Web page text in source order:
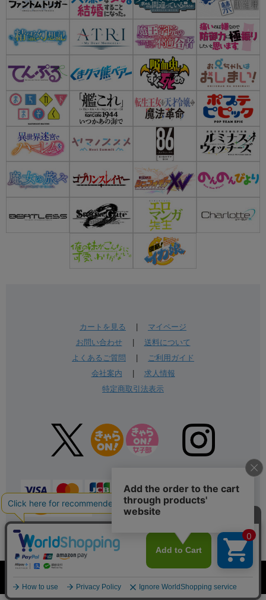
カートを見る
マイページ
お問い合わせ| 送料について
よくあるご質問
ご利用ガイド
会社案内
求人情報
特定商取引法表示
表示：スマートフォン｜PC